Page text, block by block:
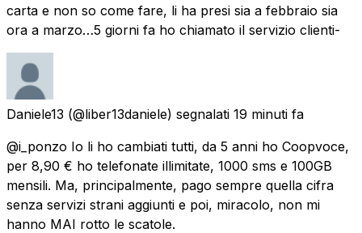
carta e non so come fare, li ha presi sia a febbraio sia
ora a marzo…5 giorni fa ho chiamato il servizio clienti-
Daniele13 (@liber13daniele) segnalati 19 minuti fa
@i_ponzo Io li ho cambiati tutti, da 5 anni ho Coopvoce,
per 8,90 € ho telefonate illimitate, 1000 sms e 100GB
mensili. Ma, principalmente, pago sempre quella cifra
senza servizi strani aggiunti e poi, miracolo, non mi
hanno MAI rotto le scatole.